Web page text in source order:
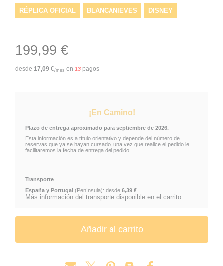
RÉPLICA OFICIAL BLANCANIEVES DISNEY
HOJA DORADA
MANZANA ENVENENADA DE BLANCANIEVES
199,99 €
desde 17,09 €/mes en 13 pagos
¡En Camino!
Plazo de entrega aproximado para septiembre de 2026.
Esta información es a título orientativo y depende del número de
reservas que ya se hayan cursado, una vez que realice el pedido le
facilitaremos la fecha de entrega del pedido.
Transporte
España y Portugal (Península): desde 6,39 €
Más información del transporte disponible en el carrito.